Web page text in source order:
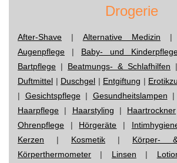
Drogerie
After-Shave | Alternative Medizin |
Augenpflege | Baby- und
Bartpflege | Beatmungs- & Schlafhilfen |
Duftmittel | Duschgel | Entgiftung |
| Gesichtspflege| Gesundheitslampen |
Haarpflege | Haarstyling | Haartrockner
Ohrenpflege | Hörgeräte |
Kerzen | Kosmetik | Körper-
Körperthermometer | Linsen |